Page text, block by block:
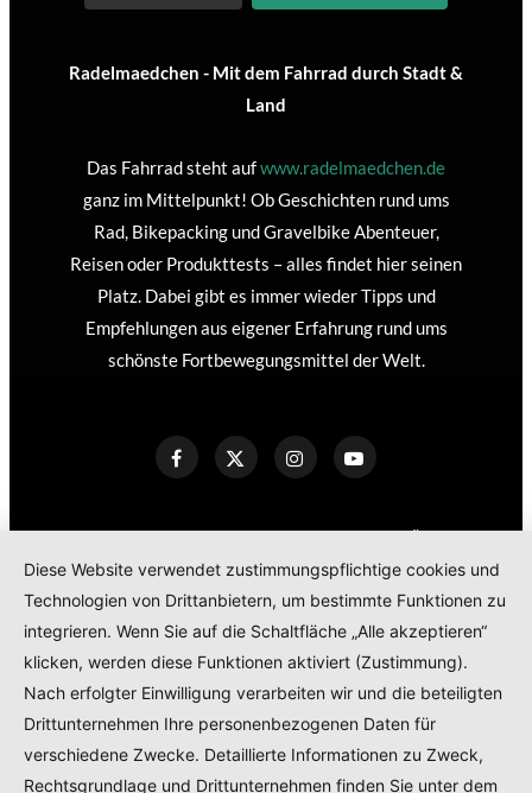
Radelmaedchen - Mit dem Fahrrad durch Stadt &
Land
Das Fahrrad steht aufwww.radelmaedchen.de
ganz im Mittelpunkt! Ob Geschichten rund ums
Rad, Bikepacking und Gravelbike Abenteuer,
Reisen oder Produkttests – alles findet hier seinen
Platz. Dabei gibt es immer wieder Tipps und
Empfehlungen aus eigener Erfahrung rund ums
schönste Fortbewegungsmittel der Welt.
KONTAKT IMPRESSUM DATENSCHUTZERKLÄRUNG
COOKIE POLICY
TEILNAHMEBEDINGUNGEN GEWINNSPIEL
PRODUKTTESTS – KOOPERATIONEN – SPONSORED POSTS
© 2024RADELMAEDCHEN- REGISTERED BRAND.
Diese Website verwendet zustimmungspflichtige cookies und
Technologien von Drittanbietern, um bestimmte Funktionen zu
integrieren. Wenn Sie auf die Schaltfläche „Alle akzeptieren“
klicken, werden diese Funktionen aktiviert (Zustimmung).
Nach erfolgter Einwilligung verarbeiten wir und die beteiligten
Drittunternehmen Ihre personenbezogenen Daten für
verschiedene Zwecke. Detaillierte Informationen zu Zweck,
Rechtsgrundlage und Drittunternehmen finden Sie unter dem